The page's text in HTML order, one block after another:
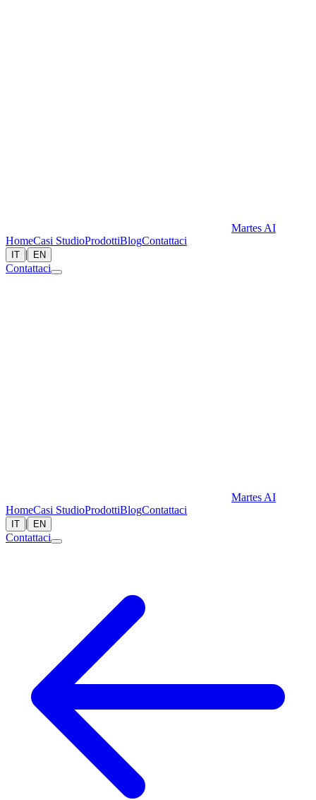
Martes AI
HomeCasi StudioProdottiBlogContattaci
IT | EN
Contattaci
Martes AI
HomeCasi StudioProdottiBlogContattaci
IT | EN
Contattaci